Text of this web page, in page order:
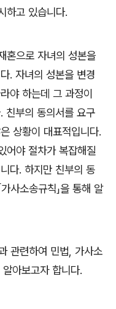
하고 있습니다.
혼으로 자녀의 성본을
. 자녀의 성본을 변경
야 하는데 그 과정이
. 친부의 동의서를 요구
상황이 대표적입니다.
어야 절차가 복잡해질
다. 하지만 친부의 동
가사소송규칙」을 통해 알
관련하여 민법 가사소
아보고자 합니다.